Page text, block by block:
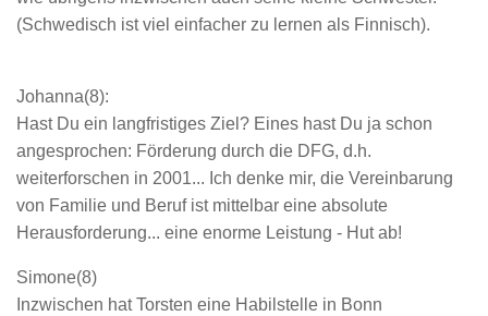
(Schwedisch ist viel einfacher zu lernen als Finnisch).
Johanna(8):
Hast Du ein langfristiges Ziel? Eines hast Du ja schon
angesprochen: Förderung durch die DFG, d.h.
weiterforschen in 2001... Ich denke mir, die Vereinbarung
von Familie und Beruf ist mittelbar eine absolute
Herausforderung... eine enorme Leistung - Hut ab!
Simone(8)
Inzwischen hat Torsten eine Habilstelle in Bonn